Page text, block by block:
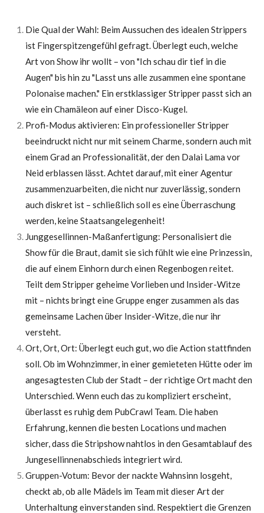
Die Qual der Wahl: Beim Aussuchen des idealen Strippers
ist Fingerspitzengefühl gefragt. Überlegt euch, welche
Art von Show ihr wollt – von "Ich schau dir tief in die
Augen" bis hin zu "Lasst uns alle zusammen eine spontane
Polonaise machen." Ein erstklassiger Stripper passt sich an
wie ein Chamäleon auf einer Disco-Kugel.
Profi-Modus aktivieren: Ein professioneller Stripper
beeindruckt nicht nur mit seinem Charme, sondern auch mit
einem Grad an Professionalität, der den Dalai Lama vor
Neid erblassen lässt. Achtet darauf, mit einer Agentur
zusammenzuarbeiten, die nicht nur zuverlässig, sondern
auch diskret ist – schließlich soll es eine Überraschung
werden, keine Staatsangelegenheit!
Junggesellinnen-Maßanfertigung: Personalisiert die
Show für die Braut, damit sie sich fühlt wie eine Prinzessin,
die auf einem Einhorn durch einen Regenbogen reitet.
Teilt dem Stripper geheime Vorlieben und Insider-Witze
mit – nichts bringt eine Gruppe enger zusammen als das
gemeinsame Lachen über Insider-Witze, die nur ihr
versteht.
Ort, Ort, Ort: Überlegt euch gut, wo die Action stattfinden
soll. Ob im Wohnzimmer, in einer gemieteten Hütte oder im
angesagtesten Club der Stadt – der richtige Ort macht den
Unterschied. Wenn euch das zu kompliziert erscheint,
überlasst es ruhig dem PubCrawl Team. Die haben
Erfahrung, kennen die besten Locations und machen
sicher, dass die Stripshow nahtlos in den Gesamtablauf des
Jungesellinnenabschieds integriert wird.
Gruppen-Votum: Bevor der nackte Wahnsinn losgeht,
checkt ab, ob alle Mädels im Team mit dieser Art der
Unterhaltung einverstanden sind. Respektiert die Grenzen